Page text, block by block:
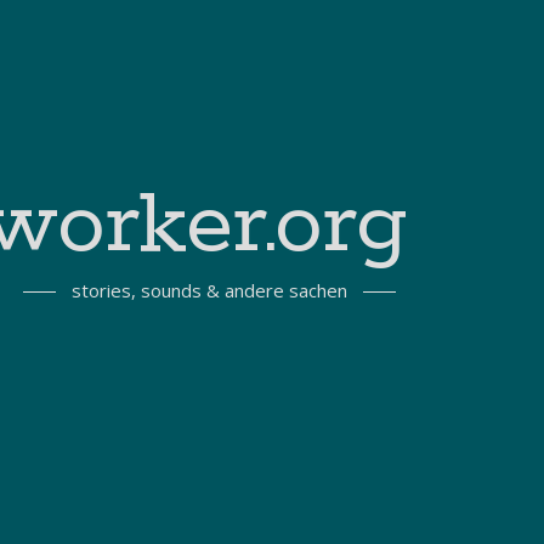
stories, sounds & andere sachen